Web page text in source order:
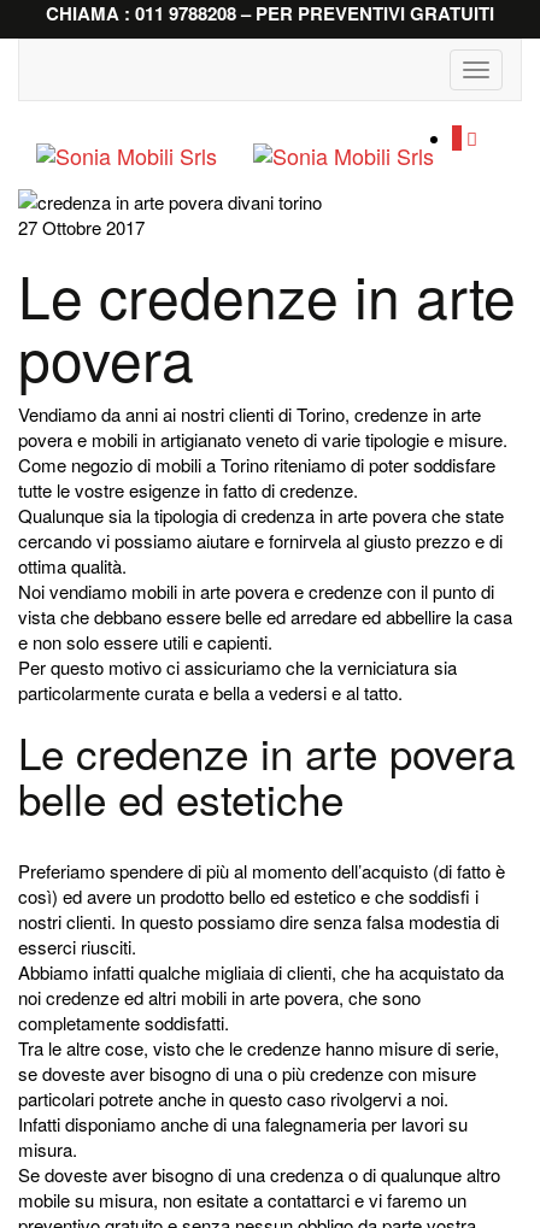
CHIAMA : 011 9788208 – PER PREVENTIVI GRATUITI
Toggle
27 Ottobre 2017
Le credenze in arte
povera
Vendiamo da anni ai nostri clienti di Torino, credenze in arte
povera e mobili in artigianato veneto di varie tipologie e misure.
Come negozio di mobili a Torino riteniamo di poter soddisfare
tutte le vostre esigenze in fatto di credenze.
Qualunque sia la tipologia di credenza in arte povera che state
cercando vi possiamo aiutare e fornirvela al giusto prezzo e di
ottima qualità.
Noi vendiamo mobili in arte povera e credenze con il punto di
vista che debbano essere belle ed arredare ed abbellire la casa
e non solo essere utili e capienti.
Per questo motivo ci assicuriamo che la verniciatura sia
particolarmente curata e bella a vedersi e al tatto.
Le credenze in arte povera
belle ed estetiche
Preferiamo spendere di più al momento dell’acquisto (di fatto è
così) ed avere un prodotto bello ed estetico e che soddisfi i
nostri clienti. In questo possiamo dire senza falsa modestia di
esserci riusciti.
Abbiamo infatti qualche migliaia di clienti, che ha acquistato da
noi credenze ed altri mobili in arte povera, che sono
completamente soddisfatti.
Tra le altre cose, visto che le credenze hanno misure di serie,
se doveste aver bisogno di una o più credenze con misure
particolari potrete anche in questo caso rivolgervi a noi.
Infatti disponiamo anche di una falegnameria per lavori su
misura.
Se doveste aver bisogno di una credenza o di qualunque altro
mobile su misura, non esitate a contattarci e vi faremo un